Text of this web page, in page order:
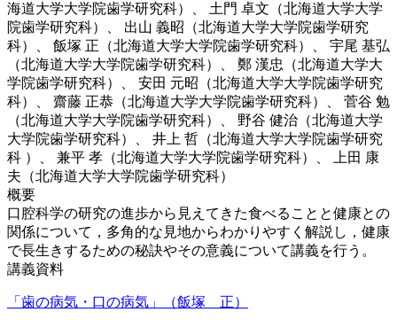
海道大学大学院歯学研究科）、 土門 卓文（北海道大学大学
院歯学研究科）、 出山 義昭（北海道大学大学院歯学研究
科）、 飯塚 正（北海道大学大学院歯学研究科）、 宇尾 基弘
（北海道大学大学院歯学研究科）、 鄭 漢忠（北海道大学大
学院歯学研究科）、 安田 元昭（北海道大学大学院歯学研究
科）、 齋藤 正恭（北海道大学大学院歯学研究科）、 菅谷 勉
（北海道大学大学院歯学研究科）、 野谷 健治（北海道大学
大学院歯学研究科）、 井上 哲（北海道大学大学院歯学研究
科 ）、 兼平 孝（北海道大学大学院歯学研究科）、 上田 康
夫（北海道大学大学院歯学研究科）
概要
口腔科学の研究の進歩から見えてきた食べることと健康との
関係について，多角的な見地からわかりやすく解説し，健康
で長生きするための秘訣やその意義について講義を行う。
講義資料
「歯の病気・口の病気」（飯塚 正）